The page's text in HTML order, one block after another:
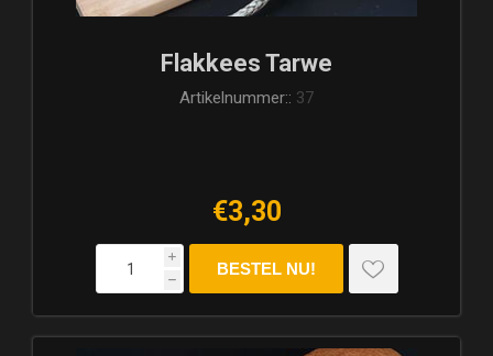
Flakkees Tarwe
Artikelnummer:: 37
€3,30
i
h